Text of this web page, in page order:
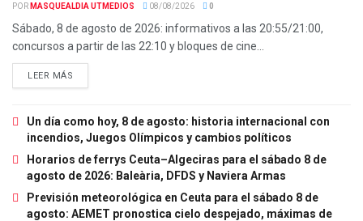
POR MASQUEALDIA UTMEDIOS 08/08/2026 0
Sábado, 8 de agosto de 2026: informativos a las 20:55/21:00,
concursos a partir de las 22:10 y bloques de cine...
LEER MÁS
Un día como hoy, 8 de agosto: historia internacional con
incendios, Juegos Olímpicos y cambios políticos
Horarios de ferrys Ceuta–Algeciras para el sábado 8 de
agosto de 2026: Baleària, DFDS y Naviera Armas
Previsión meteorológica en Ceuta para el sábado 8 de
agosto: AEMET pronostica cielo despejado, máximas de